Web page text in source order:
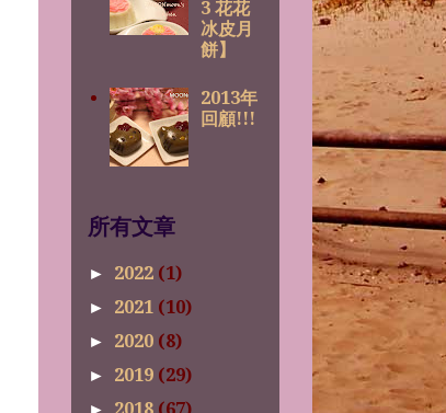
3 花花
冰皮月
餅】
2013年
回顧!!!
所有文章
► 2022 (1)
► 2021 (10)
► 2020 (8)
► 2019 (29)